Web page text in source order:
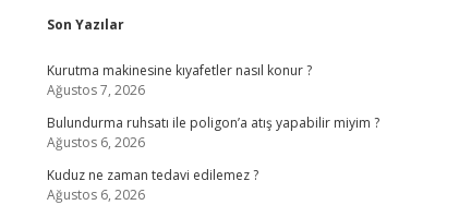
Sidebar
Son Yazılar
Kurutma makinesine kıyafetler nasıl konur ?
Ağustos 7, 2026
Bulundurma ruhsatı ile poligon’a atış yapabilir miyim ?
Ağustos 6, 2026
Kuduz ne zaman tedavi edilemez ?
Ağustos 6, 2026